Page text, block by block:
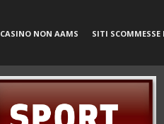
CASINO NON AAMS SITI